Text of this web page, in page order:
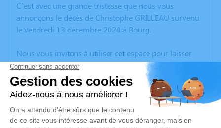
C’est avec une grande tristesse que nous vous
annonçons le décès de Christophe GRILLEAU survenu
le vendredi 13 décembre 2024 à Bourg.
Nous vous invitons à utiliser cet espace pour laisser
vos condoléances, partager des photos souvenirs, une
anecdote ou exprimer vos pensées à travers des
poèmes ou des textes. Cet endroit est un lieu
d'expression dédié à honorer la mémoire de
Christophe GRILLEAU.